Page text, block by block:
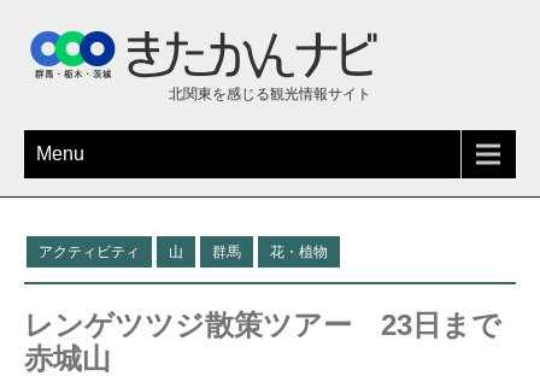
北関東を感じる観光情報サイト
Menu
アクティビティ 山 群馬 花・植物
レンゲツツジ散策ツアー 23日まで
赤城山